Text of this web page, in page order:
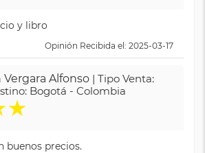
y libro
Opinión Recibida el: 2025-03-17
Alfonso | Tipo Venta:
Bogotá - Colombia
★
buenos precios.